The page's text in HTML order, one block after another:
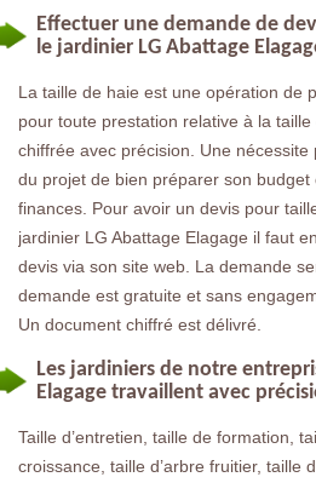
Effectuer une demande de
le jardinier LG Abattage
La taille de haie est une opération de
pour toute prestation relative à la
chiffrée avec précision. Une
du projet de bien préparer son
finances. Pour avoir un devis pour
jardinier LG Abattage Elagage il faut
devis via son site web. La demande
demande est gratuite et sans
Un document chiffré est délivré.
Les jardiniers de notre
Elagage travaillent avec
Taille d’entretien, taille de formation,
croissance, taille d’arbre fruitier, taille